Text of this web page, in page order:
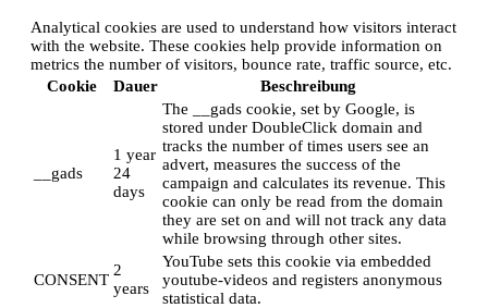
Analytical cookies are used to understand how visitors interact
with the website. These cookies help provide information on
metrics the number of visitors, bounce rate, traffic source, etc.
Cookie
Dauer Beschreibung
__gads
1 year
24
days
The __gads cookie, set by Google, is
stored under DoubleClick domain and
tracks the number of times users see an
advert, measures the success of the
campaign and calculates its revenue. This
cookie can only be read from the domain
they are set on and will not track any data
while browsing through other sites.
CONSENT
2
years
YouTube sets this cookie via embedded
youtube-videos and registers anonymous
statistical data.